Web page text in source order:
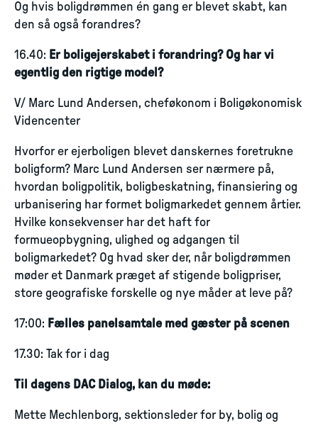
Og hvis boligdrømmen én gang er blevet skabt, kan
den så også forandres?
16.40: Er boligejerskabet i forandring? Og har vi
egentlig den rigtige model?
V/ Marc Lund Andersen, cheføkonom i Boligøkonomisk
Videncenter
Hvorfor er ejerboligen blevet danskernes foretrukne
boligform? Marc Lund Andersen ser nærmere på,
hvordan boligpolitik, boligbeskatning, finansiering og
urbanisering har formet boligmarkedet gennem årtier.
Hvilke konsekvenser har det haft for
formueopbygning, ulighed og adgangen til
boligmarkedet? Og hvad sker der, når boligdrømmen
møder et Danmark præget af stigende boligpriser,
store geografiske forskelle og nye måder at leve på?
17:00: Fælles panelsamtale med gæster på scenen
17.30: Tak for i dag
Til dagens DAC Dialog, kan du møde:
Mette Mechlenborg, sektionsleder for by, bolig og